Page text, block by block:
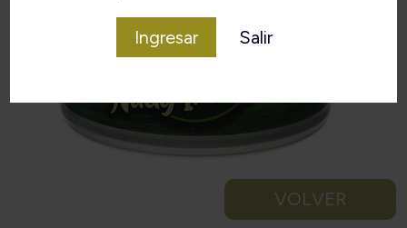
Ingresar Salir
VOLVER